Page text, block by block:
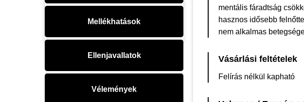
Mellékhatások
Ellenjavallatok
Vélemények
mentális fáradtság
hasznos idősebb
nem alkalmas
Vásárlási feltételek
Felírás nélkül kapható